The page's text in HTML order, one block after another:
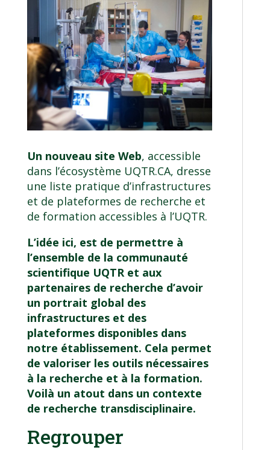
Un nouveau site Web, accessible
dans l’écosystème UQTR.CA, dresse
une liste pratique d’infrastructures
et de plateformes de recherche et
de formation accessibles à l’UQTR.
L’idée ici, est de permettre à
l’ensemble de la communauté
scientifique UQTR et aux
partenaires de recherche d’avoir
un portrait global des
infrastructures et des
plateformes disponibles dans
notre établissement. Cela permet
de valoriser les outils nécessaires
à la recherche et à la formation.
Voilà un atout dans un contexte
de recherche transdisciplinaire.
Regrouper